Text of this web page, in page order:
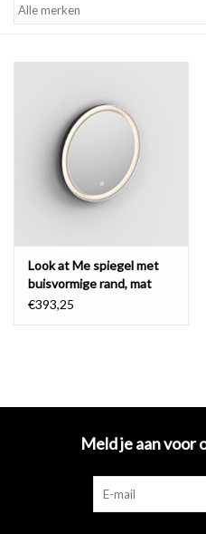
Toiletten
Kranen & afvoeren
reserveonderdelen
Look at Me spiegel met
buisvormige rand, mat
zwart frame
€393,25
Meld je aan voor